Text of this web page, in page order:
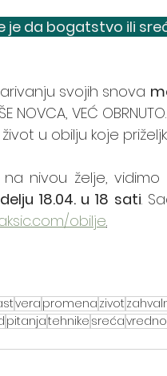
je da bogatstvo ili
svojih snova
NOVCA, VEĆ OBRNUTO.
u obilju koje
nivou želje, vidimo
18.04. u 18 sati
obilje.
vera promena zivot
pitanjatehnike sreća